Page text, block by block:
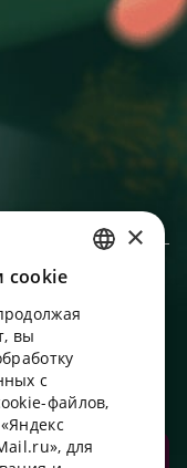
за покупки и
ENGLISH
UKRAINIAN
PORTUGUESE
×
сookie
вы
с
файлов,
для